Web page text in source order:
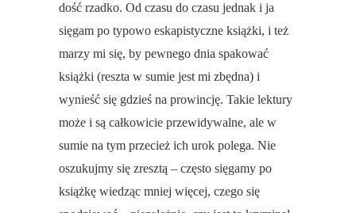
dość rzadko. Od czasu do czasu jednak i ja
sięgam po typowo eskapistyczne książki, i też
marzy mi się, by pewnego dnia spakować
książki (reszta w sumie jest mi zbędna) i
wynieść się gdzieś na prowincję. Takie lektury
może i są całkowicie przewidywalne, ale w
sumie na tym przecież ich urok polega. Nie
oszukujmy się zresztą – często sięgamy po
książkę wiedząc mniej więcej, czego się